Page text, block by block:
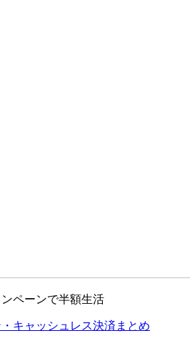
ペーンで半額生活
キャッシュレス決済まとめ